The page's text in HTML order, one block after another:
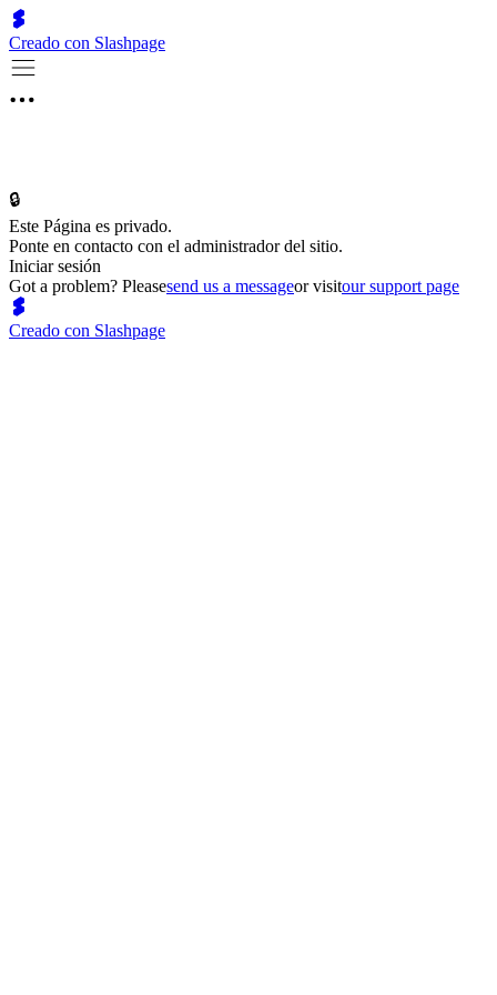
Creado con Slashpage
🔒
Este Página es privado.
Ponte en contacto con el administrador del sitio.
Iniciar sesión
Got a problem? Pleasesend us a messageor visitour support page
Creado con Slashpage